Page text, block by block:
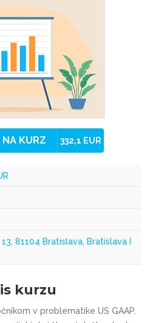
NA KURZ 332,1 EUR
81104 Bratislava, Bratislava I
kurzu
v problematike US GAAP.